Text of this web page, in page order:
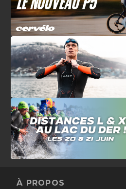
À PROPOS